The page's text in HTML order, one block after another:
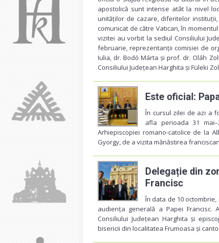
apostolică sunt intense atât la nivel
unităților de cazare, diferitelor
comunicat de către Vatican, în
vizitei au vorbit la sediul Consiliului
februarie, reprezentanții comisiei de
Iulia, dr. Bodó Márta și prof. dr. Oláh
Consiliului Județean Harghita și Füleki
Este oficial:
În cursul zilei de azi a
afla perioada 31
Arhiepiscopiei romano-catolice de la
Gyorgy, de a vizita mănăstirea
Delegație din
Francisc
În data de 10
audiența generală a Papei Francisc.
Consiliului Județean Harghita și
bisericii din localitatea Frumoasa și